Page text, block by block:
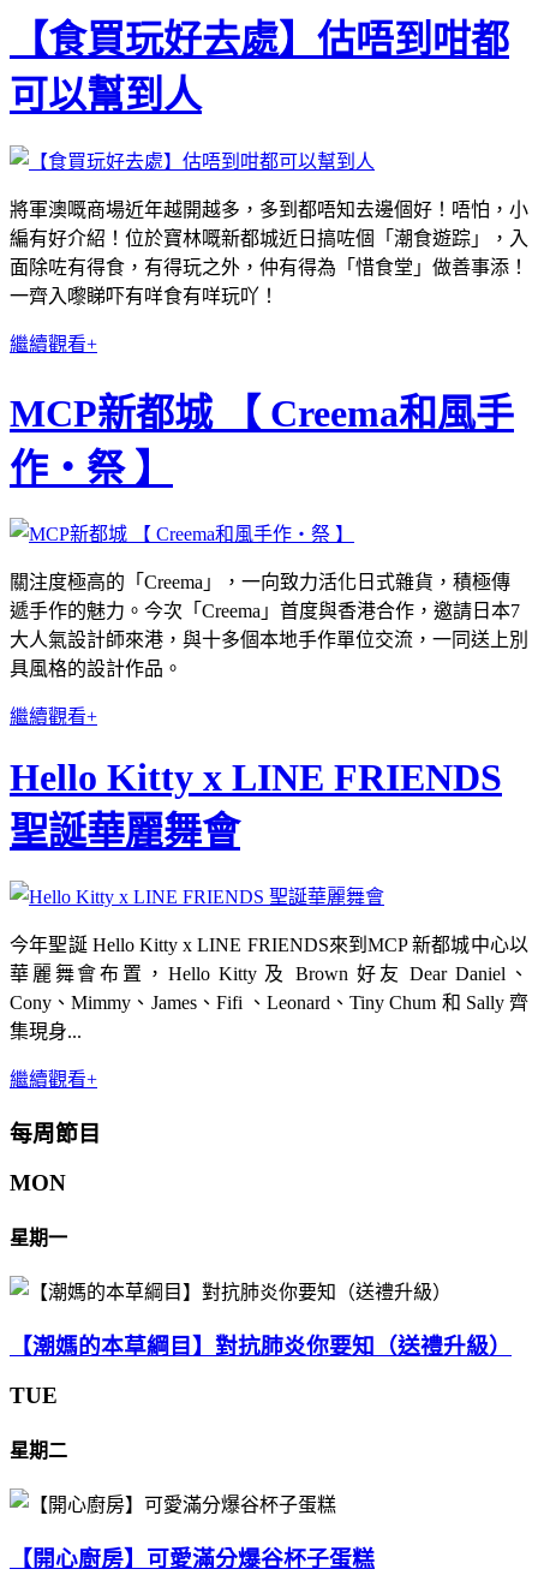
【食買玩好去處】估唔到咁都
可以幫到人
將軍澳嘅商場近年越開越多，多到都唔知去邊個好！唔怕，小
編有好介紹！位於寶林嘅新都城近日搞咗個
「潮食遊踪」，入
面除咗有得食，有得玩之外，仲有得為「惜食堂」做善事添！
一齊入嚟睇吓有咩食有咩玩吖！
繼續觀看+
MCP新都城 【 Creema和風手
作・祭 】
關注度極高的「Creema」，一向致力活化日式雜貨，積極傳
遞手作的魅力。 今次「Creema」首度與香港合作，邀請日本7
大人氣設計師來港，與十多個本地手作單位交流，一同送上別
具風格的設計作品。
繼續觀看+
Hello Kitty x LINE FRIENDS
聖誕華麗舞會
今年聖誕 Hello Kitty x LINE FRIENDS來到MCP 新都城中心以
華麗舞會布置，Hello Kitty 及 Brown 好友 Dear Daniel、
Cony、Mimmy、James、Fifi 、Leonard、Tiny Chum 和 Sally 齊
集現身...
繼續觀看+
每周節目
MON
星期一
【潮媽的本草綱目】對抗肺炎你要知（送禮升級）
TUE
星期二
【開心廚房】可愛滿分爆谷杯子蛋糕